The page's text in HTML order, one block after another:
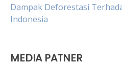
Dampak Deforestasi
Indonesia
MEDIA PATNER